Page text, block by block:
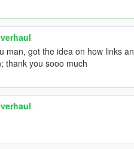
man, got the idea on how links
thank you sooo much